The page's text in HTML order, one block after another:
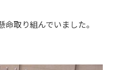
取り組んでいました。